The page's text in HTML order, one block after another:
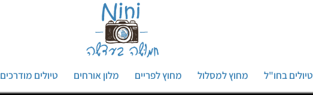
טיולים בחו"ל מחוץ למסלול מחוץ לפריים מלון אורחים טיולים מודרכים